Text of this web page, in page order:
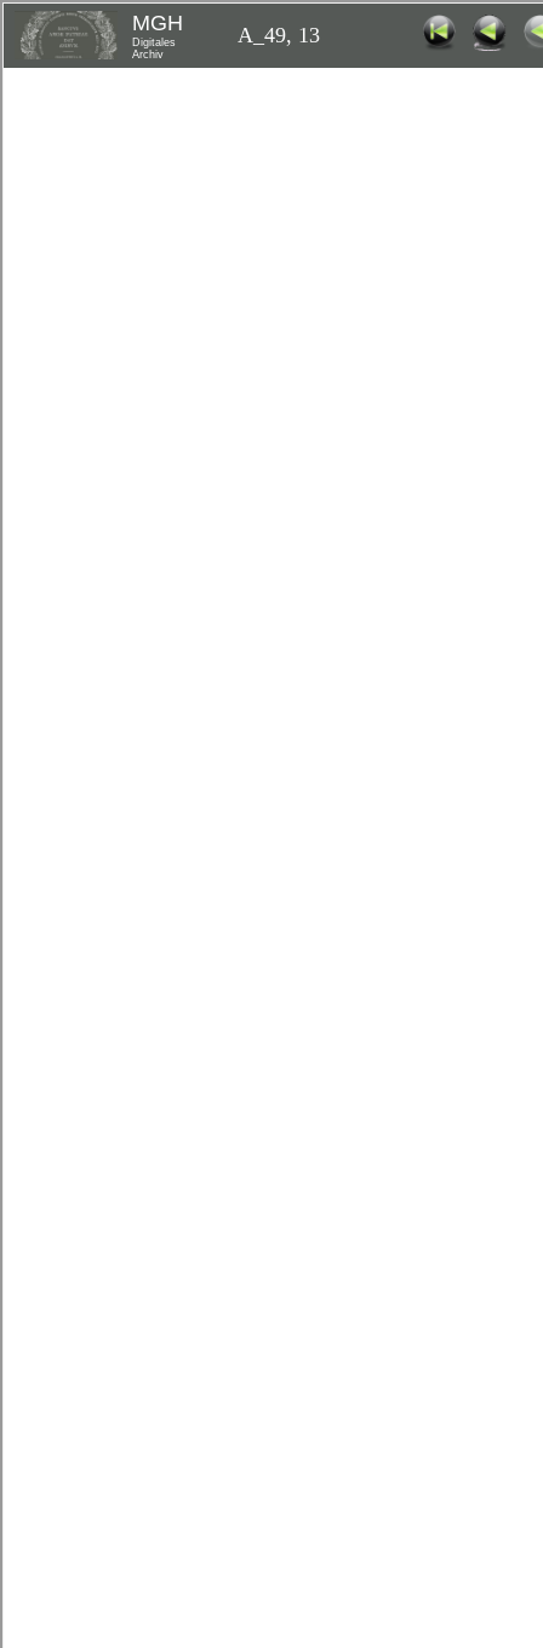
MGH
Digitales
Archiv
A_49, 13